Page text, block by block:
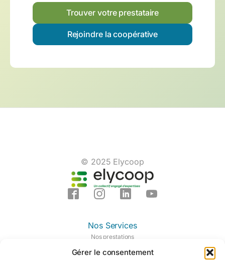
Gérer le consentement
Trouver votre prestataire
Rejoindre la coopérative
© 2025 Elycoop
Nos Services
Nos prestations
Notre centre de formation